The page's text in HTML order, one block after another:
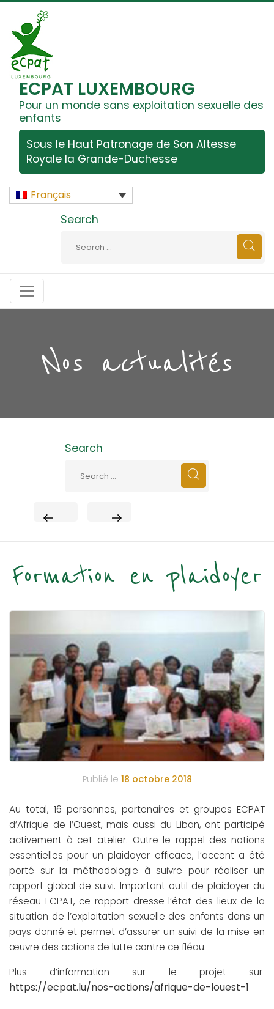
ECPAT LUXEMBOURG
Pour un monde sans exploitation sexuelle des
enfants
Sous le Haut Patronage de Son Altesse
Royale la Grande-Duchesse
Français
Search
Nos actualités
Search
NEXT
Formation en plaidoyer
Publié le 18 octobre 2018
Au total, 16 personnes, partenaires et groupes ECPAT
d’Afrique de l’Ouest, mais aussi du Liban, ont participé
activement à cet atelier. Outre le rappel des notions
essentielles pour un plaidoyer efficace, l’accent a été
porté sur la méthodologie à suivre pour réaliser un
rapport global de suivi. Important outil de plaidoyer du
réseau ECPAT, ce rapport dresse l’état des lieux de la
situation de l’exploitation sexuelle des enfants dans un
pays donné et permet d’assurer un suivi de la mise en
œuvre des actions de lutte contre ce fléau.
Plus d’information sur le projet sur
https://ecpat.lu/nos-actions/afrique-de-louest-1